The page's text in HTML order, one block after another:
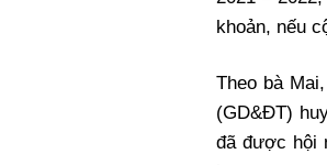
khoản, nếu
Theo bà
(GD&ĐT)
đã được hội